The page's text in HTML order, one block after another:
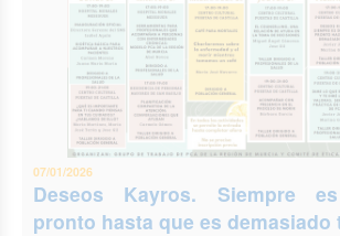
07/01/2026
Deseos Kayros. Siempre
pronto hasta que es demasiado